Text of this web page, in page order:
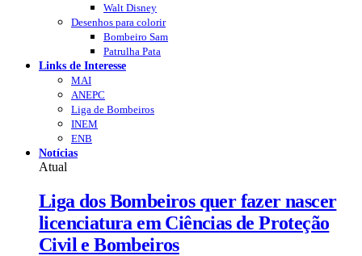
Walt Disney
Desenhos para colorir
Bombeiro Sam
Patrulha Pata
Links de Interesse
MAI
ANEPC
Liga de Bombeiros
INEM
ENB
Notícias
Atual
Liga dos Bombeiros quer fazer nascer
licenciatura em Ciências de Proteção
Civil e Bombeiros